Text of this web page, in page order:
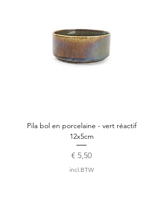
Pila bol en porcelaine - vert réactif
12x5cm
Prijs
€ 5,50
incl.BTW